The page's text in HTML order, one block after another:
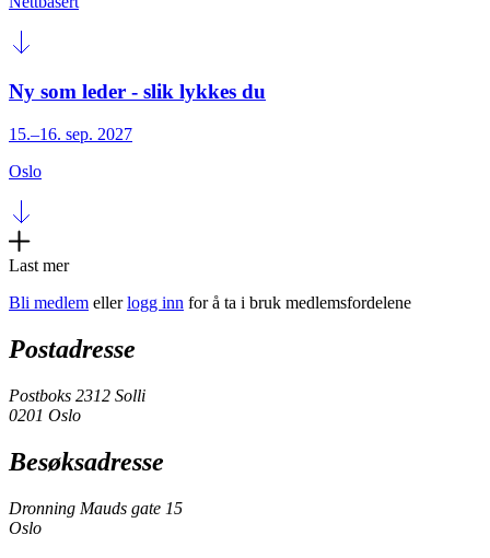
Ny som leder - slik lykkes du
15.–16. sep. 2027
Oslo
Last mer
Bli medlem ellerlogg inn for å ta i bruk medlemsfordelene
Postadresse
Postboks 2312 Solli
0201 Oslo
Besøksadresse
Dronning Mauds gate 15
Oslo